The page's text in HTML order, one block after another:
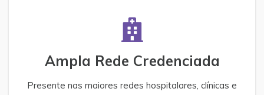
Ampla Rede Credenciada
Presente nas maiores redes hospitalares, clínicas e